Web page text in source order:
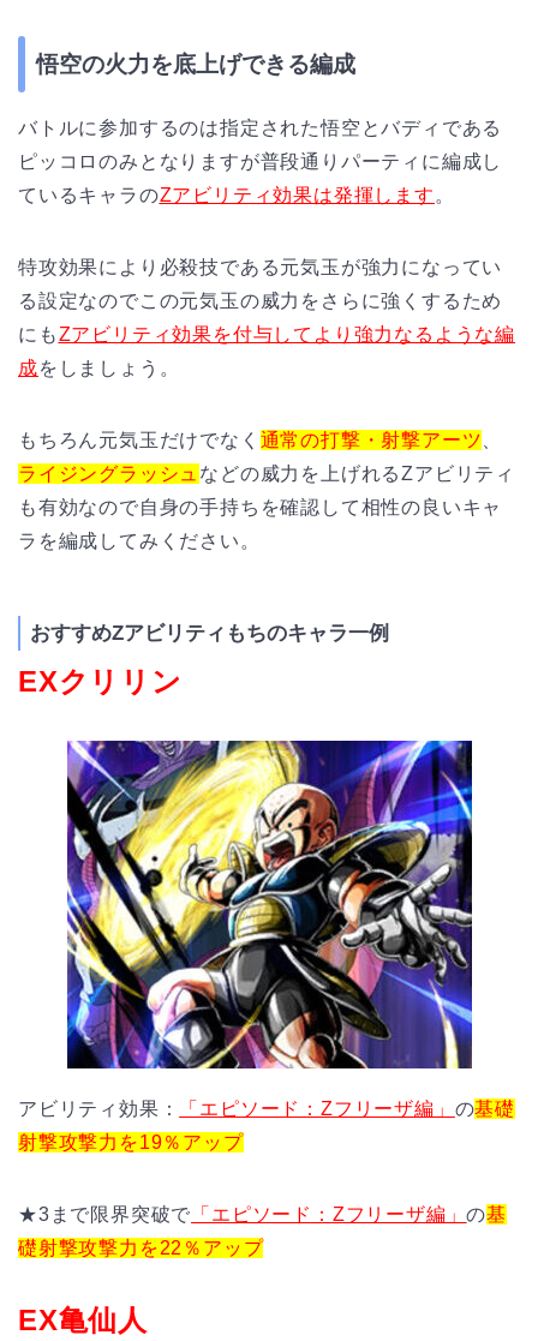
悟空の火力を底上げできる編成
バトルに参加するのは指定された悟空とバディである
ピッコロのみとなりますが普段通りパーティに編成し
ているキャラのZアビリティ効果は発揮します 。
特攻効果により必殺技である元気玉が強力になってい
る設定なのでこの元気玉の威力をさらに強くするため
にもZアビリティ効果を付与してより強力なるような編
成をしましょう。
もちろん元気玉だけでなく 通常の打撃・射撃アーツ
ライジングラッシュ などの威力を上げれるZアビリティ
も有効なので自身の手持ちを確認して相性の良いキャ
ラを編成してみください。
おすすめZアビリティもちのキャラ一例
EXクリリン
アビリティ効果： 「エピソード：Zフリーザ編」 の基礎
射撃攻撃力を19％アップ
★3まで限界突破で 「エピソード：Zフリーザ編」の基
礎射撃攻撃力を22％アップ
EX亀仙人